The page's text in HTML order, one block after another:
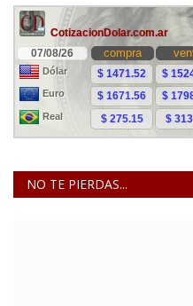
NO TE PIERDAS...